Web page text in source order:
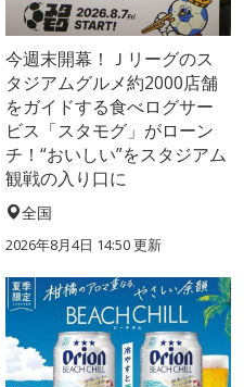
今週末開幕！Ｊリーグのス
タジアムグルメ約2000店舗
をガイドする食べログサー
ビス「スタモグ」がローン
チ！“おいしい”をスタジアム
観戦の入り口に
全国
2026年8月4日 14:50更新